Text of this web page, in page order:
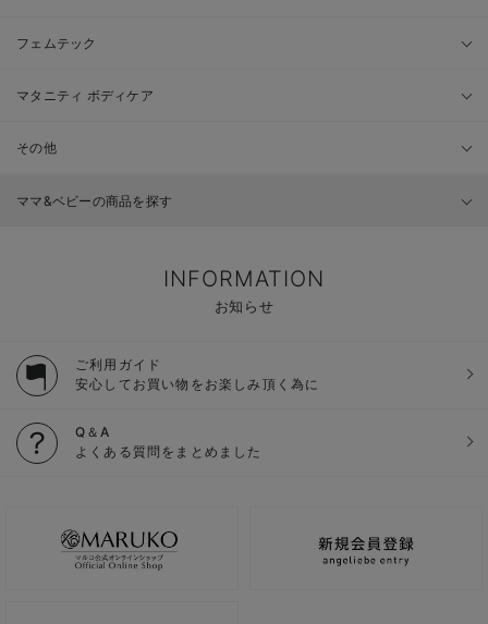
フェムテック
マタニティ ボディケア
その他
ママ&ベビーの商品を探す
INFORMATION
お知らせ
ご利用ガイド
安心してお買い物をお楽しみ頂く為に
Q＆A
よくある質問をまとめました